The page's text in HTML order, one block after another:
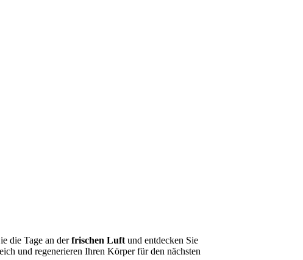
die Tage an derfrischen Luft und entdecken Sie
und regenerieren Ihren Körper für den nächsten